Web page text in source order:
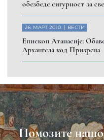
Пријавите се на нашу мејл
Пријави се